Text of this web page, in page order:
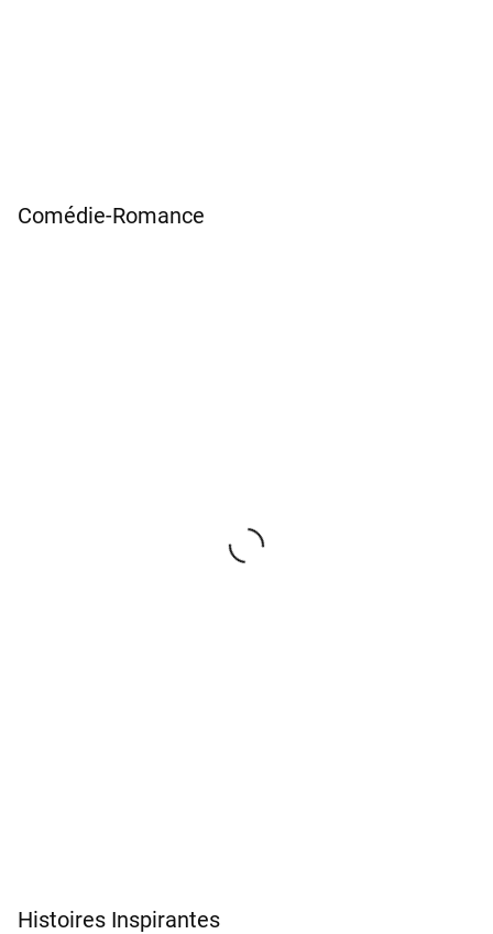
Comédie-Romance
Histoires Inspirantes